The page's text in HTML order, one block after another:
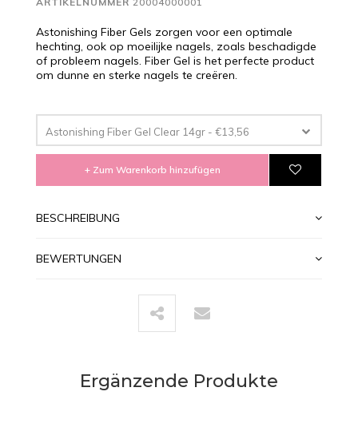
Astonishing Fiber Gels zorgen voor een optimale
hechting, ook op moeilijke nagels, zoals beschadigde
of probleem nagels. Fiber Gel is het perfecte product
om dunne en sterke nagels te creëren.
Astonishing Fiber Gel Clear 14gr - €13,56
+ Zum Warenkorb hinzufügen
BESCHREIBUNG
BEWERTUNGEN
Ergänzende Produkte